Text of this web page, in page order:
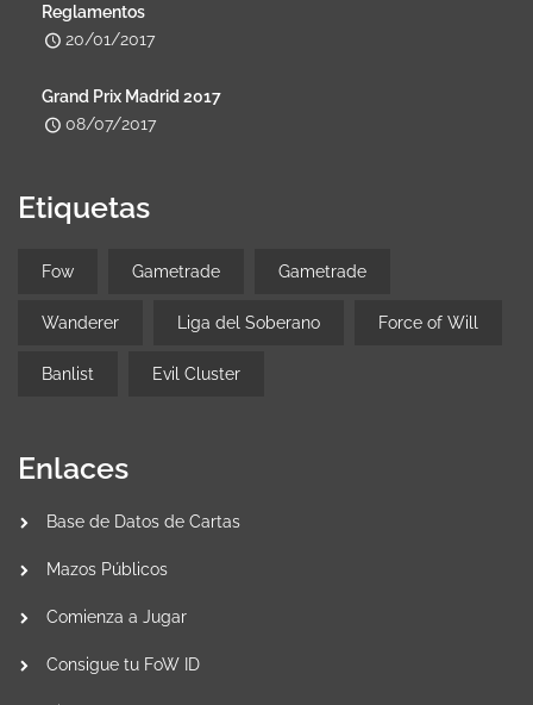
Reglamentos
20/01/2017
Grand Prix Madrid 2017
08/07/2017
Etiquetas
Fow Gametrade Gametrade
Wanderer Liga del Soberano Force of Will
Banlist Evil Cluster
Enlaces
Base de Datos de Cartas
Mazos Públicos
Comienza a Jugar
Consigue tu FoW ID